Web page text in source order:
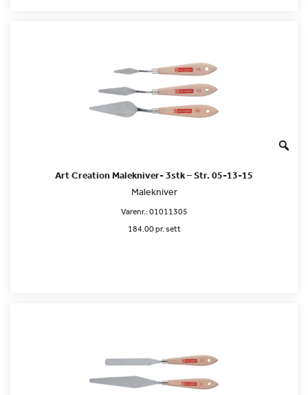
Art Creation Malekniver- 3stk – Str. 05-13-15
Malekniver
Varenr.:01011305
184.00 pr. sett